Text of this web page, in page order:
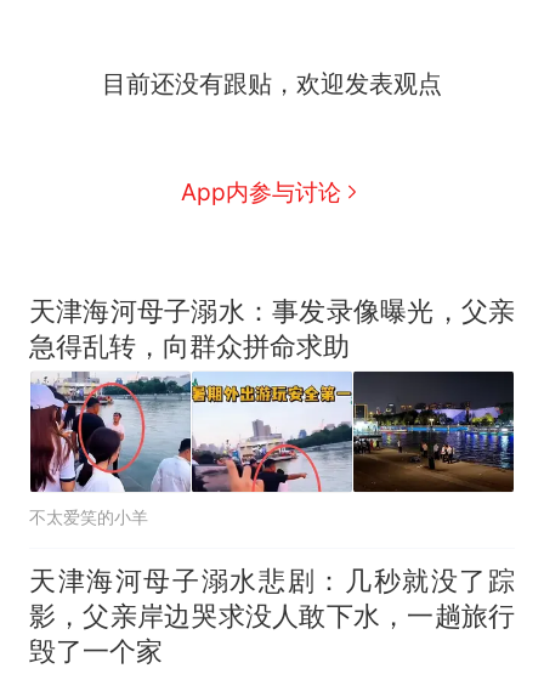
目前还没有跟贴，欢迎发表观点
App内参与讨论
天津海河母子溺水：事发录像曝光，父亲
急得乱转，向群众拼命求助
不太爱笑的小羊
天津海河母子溺水悲剧：几秒就没了踪
影，父亲岸边哭求没人敢下水，一趟旅行
毁了一个家